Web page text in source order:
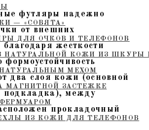
— «СОВЯТА»
ДЛЯ ОЧКОВ И ТЕЛЕФОНОВ
НАТУРАЛЬНОЙ КОЖИ ИЗ ШКУРЫ
МЕХОМ
МАГНИТНОЙ ЗАСТЕЖКЕ
ИЗ КОЖИ ДЛЯ ТЕЛЕФОНОВ
футляры надежно
от внешних
благодаря жесткости
формоустойчивость
два слоя кожи (основной
между
прокладочный